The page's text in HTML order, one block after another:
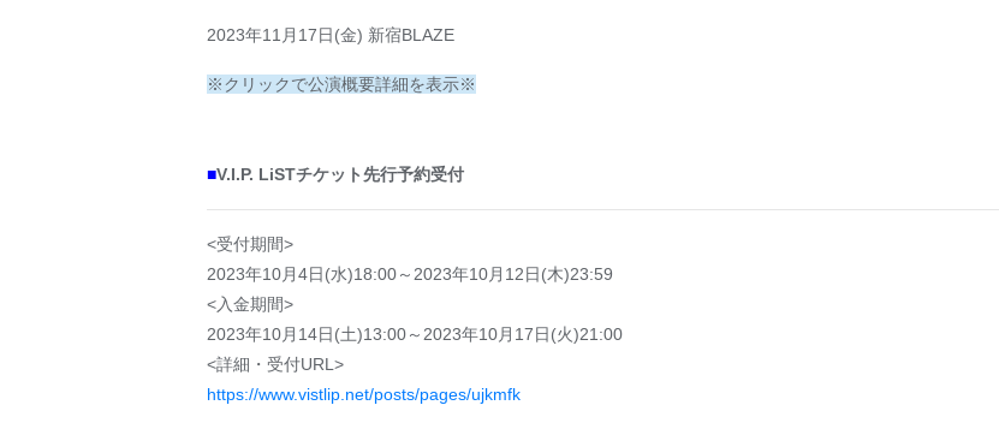
2023年11月17日(金) 新宿BLAZE
※クリックで公演概要詳細を表示※
■V.I.P. LiSTチケット先行予約受付
<受付期間>
2023年10月4日(水)18:00～2023年10月12日(木)23:59
<入金期間>
2023年10月14日(土)13:00～2023年10月17日(火)21:00
<詳細・受付URL>
https://www.vistlip.net/posts/pages/ujkmfk